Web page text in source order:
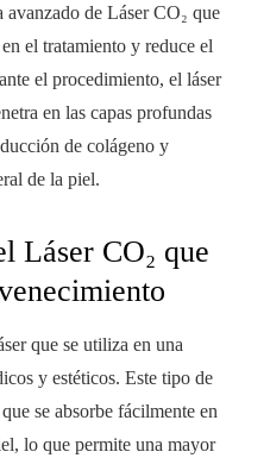
de Láser CO₂ que
el tratamiento y reduce el
el procedimiento, el láser
en las capas profundas
de colágeno y
de la piel.
Láser CO₂ que
que se utiliza en una
y estéticos. Este tipo de
se absorbe fácilmente en
lo que permite una mayor